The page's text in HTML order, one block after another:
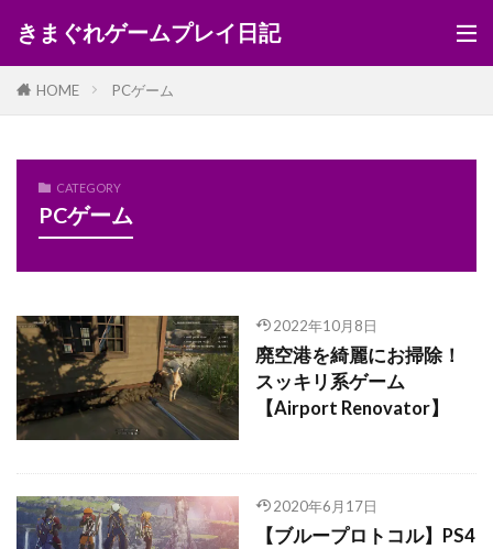
きまぐれゲームプレイ日記
HOME PCゲーム
CATEGORY
PCゲーム
2022年10月8日
廃空港を綺麗にお掃除！
スッキリ系ゲーム
【Airport Renovator】
2020年6月17日
【ブループロトコル】PS4